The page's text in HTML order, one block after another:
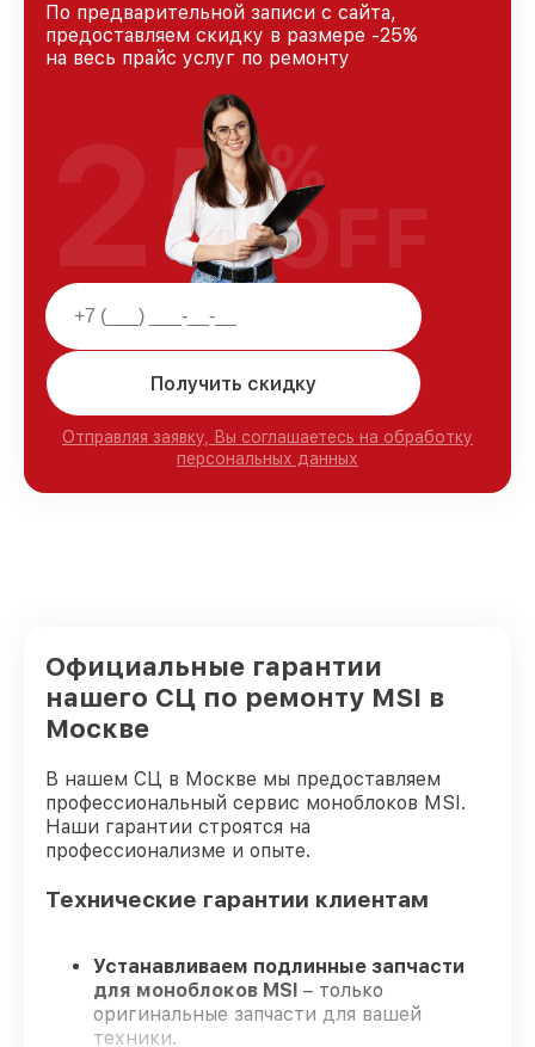
По предварительной записи с сайта,
предоставляем скидку в размере -25%
на весь прайс услуг по ремонту
Получить скидку
Отправляя заявку, Вы соглашаетесь на обработку
персональных данных
25%
OFF
Официальные гарантии
нашего СЦ по ремонту MSI в
Москве
В нашем СЦ в Москве мы предоставляем
профессиональный сервис моноблоков MSI.
Наши гарантии строятся на
профессионализме и опыте.
Технические гарантии клиентам
Устанавливаем подлинные запчасти
для моноблоков MSI – только
оригинальные запчасти для вашей
техники.